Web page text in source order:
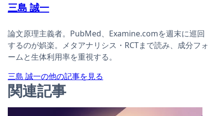
三島 誠一
論文原理主義者。PubMed、Examine.comを週末に巡回
するのが娯楽。メタアナリシス・RCTまで読み、成分フォ
ームと生体利用率を重視する。
三島 誠一の他の記事を見る
関連記事